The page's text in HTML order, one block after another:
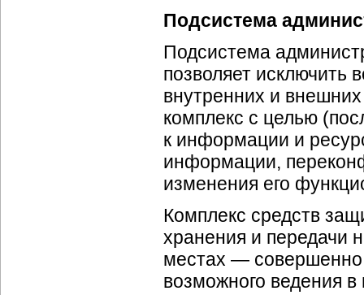
Подсистема
Подсистема
позволяет исключить
внутренних и
комплекс с целью
к информации и
информации,
изменения его
Комплекс средств
хранения и передачи
местах —
возможного ведения